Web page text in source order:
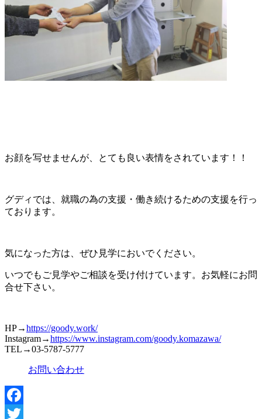
お顔を写せませんが、とても良い表情をされています！！
グディでは、就職の為の支援・働き続けるための支援を行っ
ております。
気になった方は、ぜひ見学においでください。
いつでもご見学やご相談を受け付けています。お気軽にお問
合せ下さい。
HP→https://goody.work/
Instagram→https://www.instagram.com/goody.komazawa/
TEL→03-5787-5777
お問い合わせ
Facebook